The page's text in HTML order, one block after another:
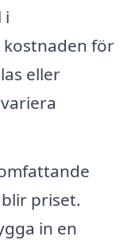
i
för
eller
priset.
in en